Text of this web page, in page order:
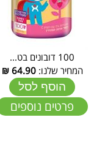
100 דובונים בט...
המחיר שלנו:64.90
₪
הוסף לסל
פרטים נוספים